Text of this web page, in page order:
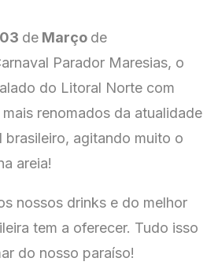
de Março de
Parador Maresias, o
do Litoral Norte com
renomados da atualidade
brasileiro, agitando muito o
areia!
nossos drinks e do melhor
tem a oferecer. Tudo isso
do nosso paraíso!